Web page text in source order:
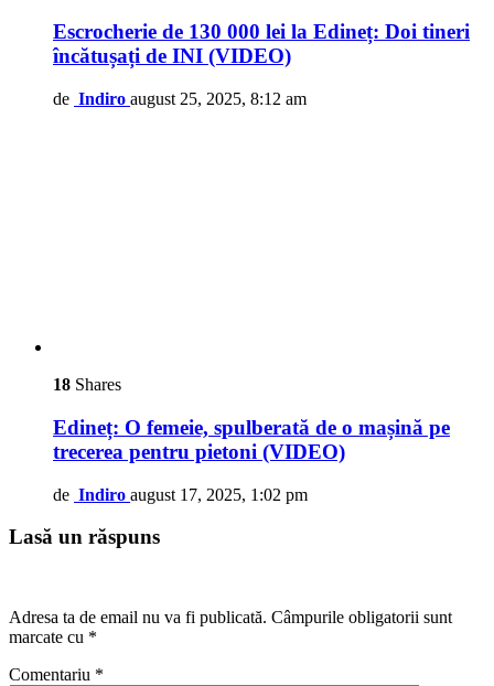
Escrocherie de 130 000 lei la Edineț: Doi tineri
încătușați de INI (VIDEO)
de Indiro august 25, 2025, 8:12 am
18 Shares
Edineț: O femeie, spulberată de o mașină pe
trecerea pentru pietoni (VIDEO)
de Indiro august 17, 2025, 1:02 pm
Lasă un răspuns
Adresa ta de email nu va fi publicată. Câmpurile obligatorii sunt
marcate cu *
Comentariu *